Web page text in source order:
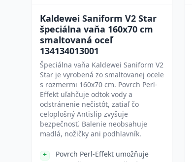
Kaldewei Saniform V2 Star
špeciálna vaňa 160x70 cm
smaltovaná oceľ
134134013001
Špeciálna vaňa Kaldewei Saniform V2
Star je vyrobená zo smaltovanej ocele
s rozmermi 160x70 cm. Povrch Perl-
Effekt uľahčuje odtok vody a
odstránenie nečistôt, zatiaľ čo
celoplošný Antislip zvyšuje
bezpečnosť. Balenie neobsahuje
madlá, nožičky ani podhlavník.
Povrch Perl-Effekt umožňuje